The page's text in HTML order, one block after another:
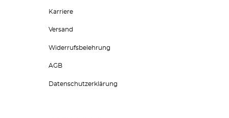
Karriere
Versand
Widerrufsbelehrung
AGB
Datenschutzerklärung